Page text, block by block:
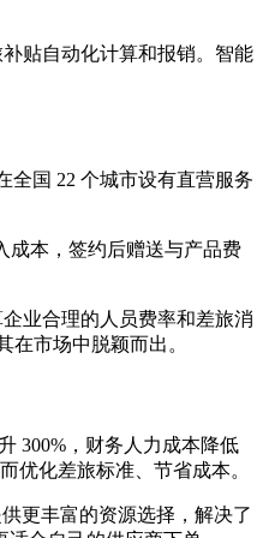
贴自动化计算和报销。智能
全国 22 个城市设有直营服务
成本，签约后赠送与产品费
业合理的人员费率和差旅消
市场中脱颖而出。
300%，财务人力成本降低
优化差旅标准、节省成本。
更丰富的资源选择，解决了